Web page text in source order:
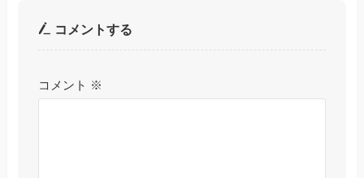
コメントする
コメント ※